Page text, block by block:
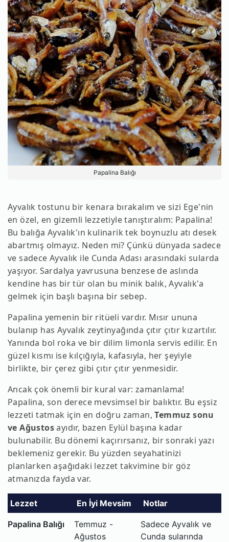
Papalina Balığı
Ayvalık tostunu bir kenara bırakalım ve sizi Ege'nin
en özel, en gizemli lezzetiyle tanıştıralım: Papalina!
Bu balığa Ayvalık'ın kulinarik tek boynuzlu atı desek
abartmış olmayız. Neden mi? Çünkü dünyada sadece
ve sadece Ayvalık ile Cunda Adası arasındaki sularda
yaşıyor. Sardalya yavrusuna benzese de aslında
kendine has bir tür olan bu minik balık, Ayvalık'a
gelmek için başlı başına bir sebep.
Papalina yemenin bir ritüeli vardır. Mısır ununa
bulanıp has Ayvalık zeytinyağında çıtır çıtır kızartılır.
Yanında bol roka ve bir dilim limonla servis edilir. En
güzel kısmı ise kılçığıyla, kafasıyla, her şeyiyle
birlikte, bir çerez gibi çıtır çıtır yenmesidir.
Ancak çok önemli bir kural var: zamanlama!
Papalina, son derece mevsimsel bir balıktır. Bu eşsiz
lezzeti tatmak için en doğru zaman,Temmuz sonu
ve Ağustosayıdır, bazen Eylül başına kadar
bulunabilir. Bu dönemi kaçırırsanız, bir sonraki yazı
beklemeniz gerekir. Bu yüzden seyahatinizi
planlarken aşağıdaki lezzet takvimine bir göz
atmanızda fayda var.
Lezzet En İyi Mevsim Notlar
Papalina Balığı
Temmuz -
Ağustos
Sadece Ayvalık ve
Cunda sularında